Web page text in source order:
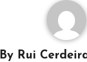
By Rui